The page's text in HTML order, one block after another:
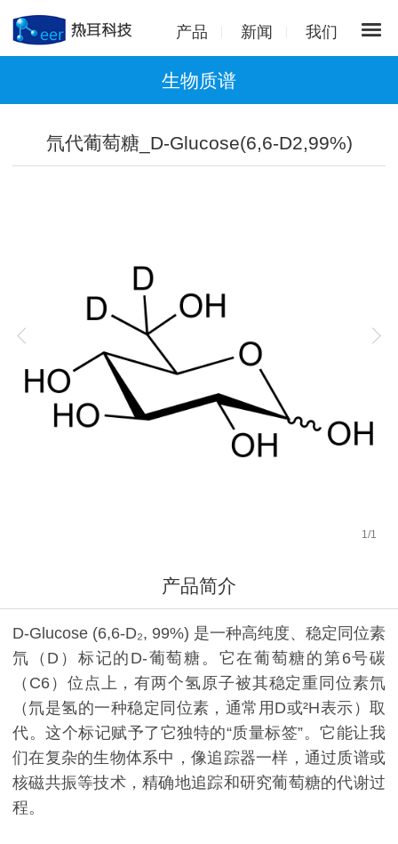
产品 新闻 我们
生物质谱
氘代葡萄糖_D-Glucose(6,6-D2,99%)
1 /1
产品简介
D-Glucose (6,6-D₂, 99%) 是一种高纯度、稳定同位素
氘（D）标记的D-葡萄糖。它在葡萄糖的第6号碳
（C6）位点上，有两个氢原子被其稳定重同位素氘
（氘是氢的一种稳定同位素，通常用D或²H表示）取
代。这个标记赋予了它独特的“质量标签”。它能让我
们在复杂的生物体系中，像追踪器一样，通过质谱或
核磁共振等技术，精确地追踪和研究葡萄糖的代谢过
程。